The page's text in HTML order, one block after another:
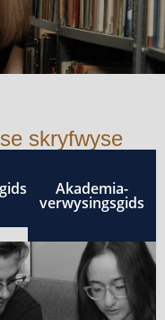
skryfwyse
Akademia-
verwysingsgids